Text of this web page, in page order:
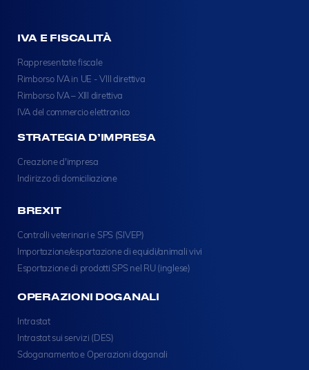
IVA E FISCALITÀ
Rappresentate fiscale
Rimborso IVA in UE - VIII direttiva
Rimborso IVA – XIII direttiva
IVA del commercio elettronico
STRATEGIA D’IMPRESA
Creazione d'impresa
Indirizzo di domiciliazione
BREXIT
Controlli veterinari e SPS (SIVEP)
Importazione/esportazione di equidi/animali vivi
Esportazione di prodotti SPS nel RU (inglese)
OPERAZIONI DOGANALI
Intrastat
Intrastat sui servizi (DES)
Sdoganamento e Operazioni doganali